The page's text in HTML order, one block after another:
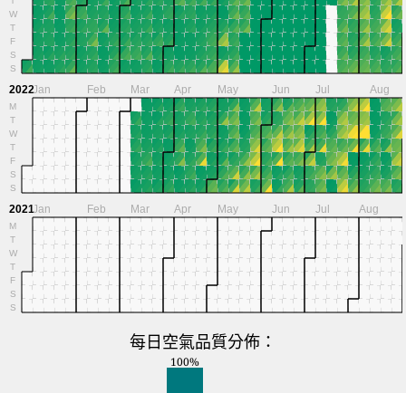
W
T
F
S
S
2022
M
T
W
T
F
S
S
Jan Feb Mar Apr May Jun Jul Aug
2021
M
T
W
T
F
S
S
Jan Feb Mar Apr May Jun Jul Aug
每日空氣品質分佈：
100%